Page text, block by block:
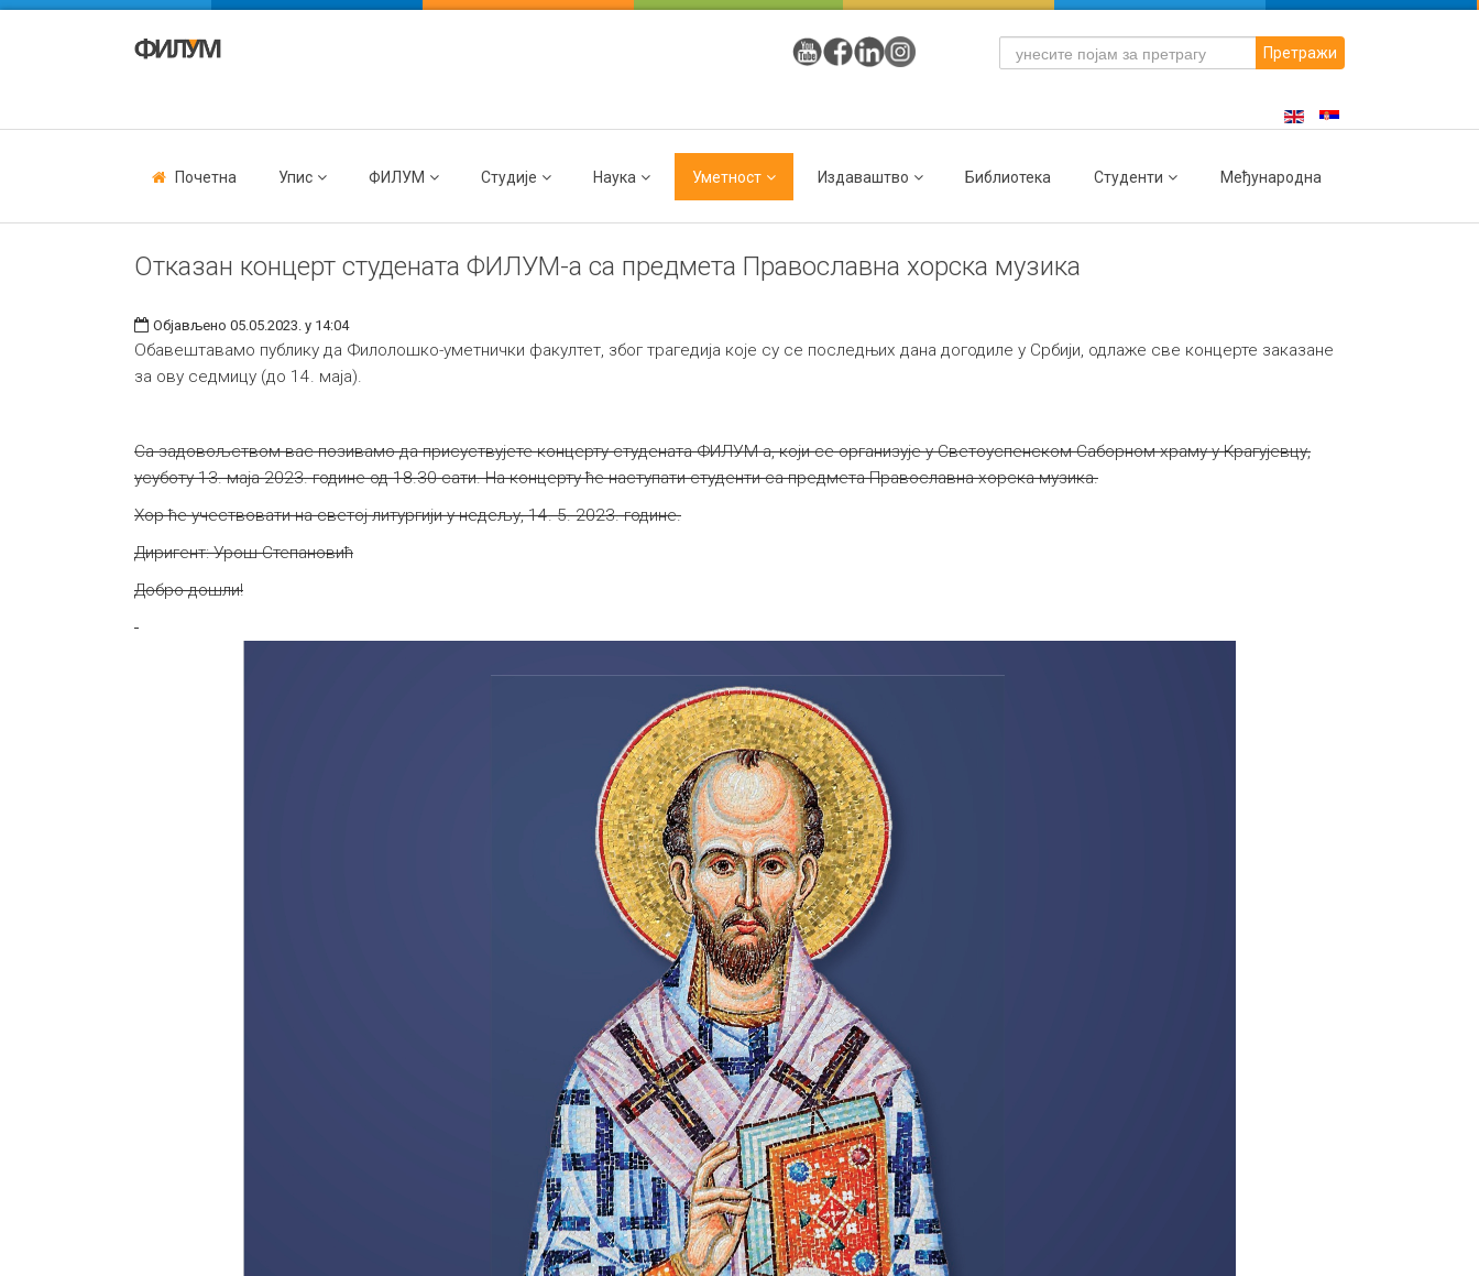
Претражи
Почетна Упис ФИЛУМ Студије Наука Уметност Издаваштво Библиотека Студенти Међународна
Отказан концерт студената ФИЛУМ-а са предмета Православна хорска музика
Објављено 05.05.2023. у 14:04
Обавештавамо публику да Филолошко-уметнички факултет, због трагедија које су се последњих дана догодиле у Србији, одлаже све концерте заказане
за ову седмицу (до 14. маја).
Са задовољством вас позивамо да присуствујете концерту студената ФИЛУМ-а, који се организује у Светоуспенском Саборном храму у Крагујевцу,
усуботу 13. маја 2023. године од 18.30 сати. На концерту ће наступати студенти са предмета Православна хорска музика.
Хор ће учествовати на светој литургији у недељу, 14. 5. 2023. године.
Диригент: Урош Степановић
Добро дошли!